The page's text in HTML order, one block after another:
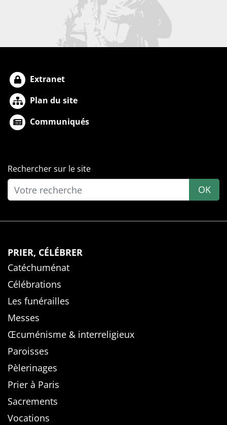
Extranet
Plan du site
Communiqués
Rechercher sur le site
OK
PRIER, CÉLÉBRER
Catéchuménat
Célébrations
Les funérailles
Messes
Œcuménisme & interreligieux
Paroisses
Pèlerinages
Prier à Paris
Sacrements
Vocations